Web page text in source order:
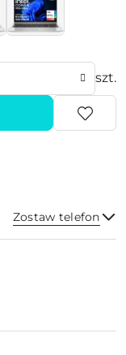
szt.
Zostaw telefon